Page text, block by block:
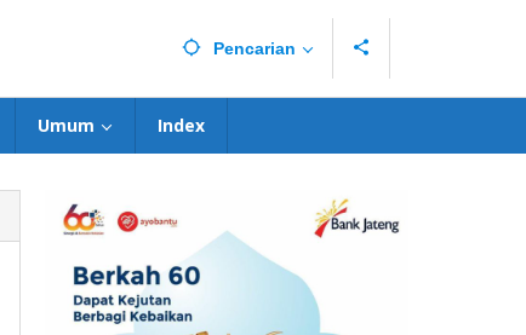
Pencarian
Umum Index